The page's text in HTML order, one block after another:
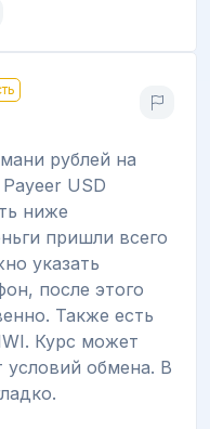
рублей на
USD
ниже
пришли всего
указать
после этого
Также есть
Курс может
условий обмена. В